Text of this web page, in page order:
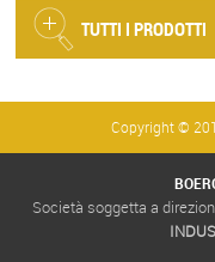
TUTTI I PRODOTTI
Copyright ©
Società soggetta a